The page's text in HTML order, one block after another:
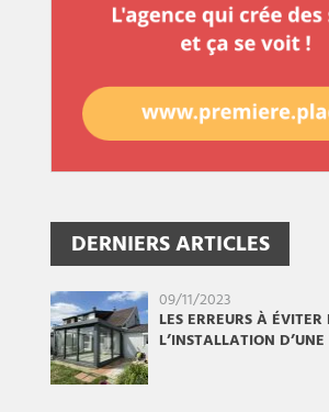
DERNIERS ARTICLES
09/11/2023
LES ERREURS À ÉVITER
L’INSTALLATION